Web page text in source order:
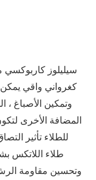
كغرواني واقي
المضافة الأخرى
للطلاء تأثير
طلاء اللاتكس
وتحسين مقاومة